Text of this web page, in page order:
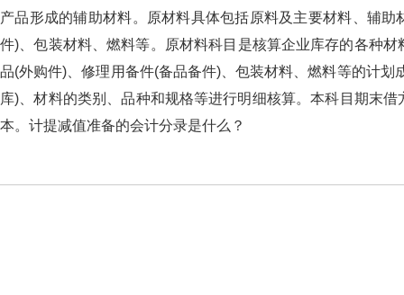
产品形成的辅助材料。原材料具体包括原料及主要材料、辅
件)、包装材料、燃料等。原材料科目是核算企业库存的各种
品(外购件)、修理用备件(备品备件)、包装材料、燃料等的计划
库)、材料的类别、品种和规格等进行明细核算。本科目期
本。计提减值准备的会计分录是什么？